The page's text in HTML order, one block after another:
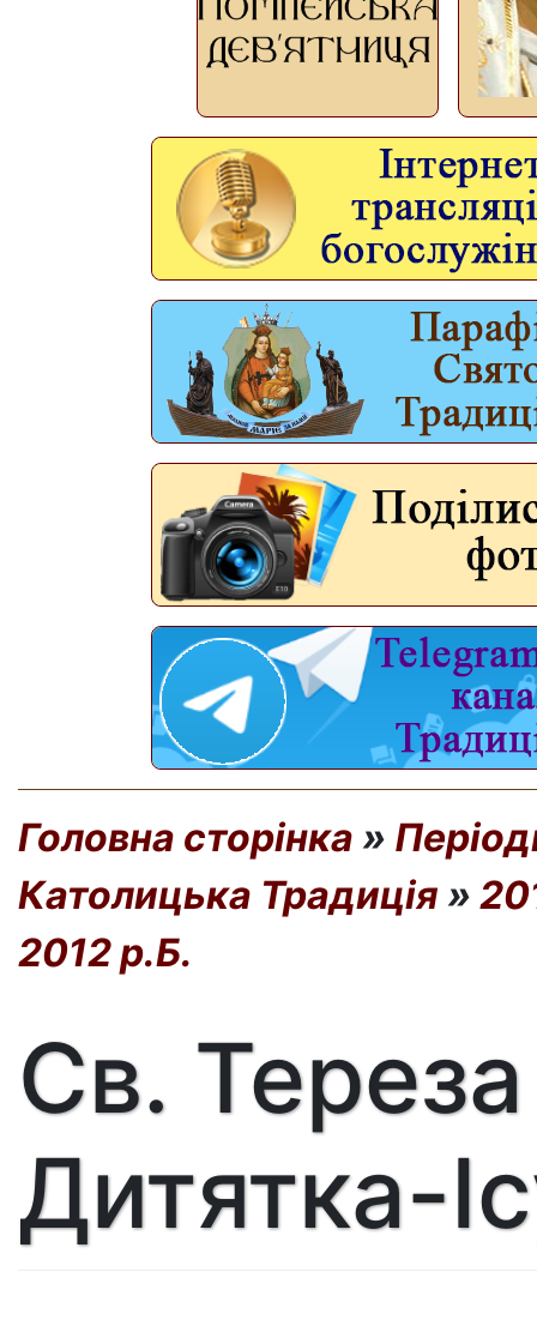
Головна сторінка »
Католицька Традиція »
2012 р.Б.
Св. Тереза
Дитятка-